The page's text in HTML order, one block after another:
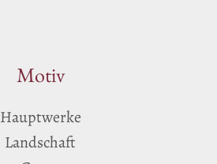
Motiv
Hauptwerke
Landschaft